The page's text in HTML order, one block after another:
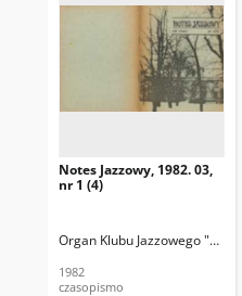
Notes Jazzowy, 1982. 03,
nr 1 (4)
Organ Klubu Jazzowego
1982
czasopismo